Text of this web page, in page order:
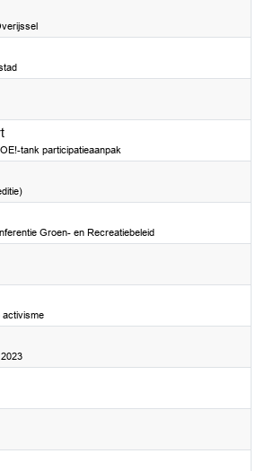
2023
tank participatieaanpak
Groen- en Recreatiebeleid
activisme